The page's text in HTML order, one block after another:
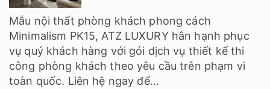
Mẫu nội thất phòng khách phong cách
Minimalism PK15, ATZ LUXURY hân hạnh phục
vụ quý khách hàng với gói dịch vụ thiết kế thi
công phòng khách theo yêu cầu trên phạm vi
toàn quốc. Liên hệ ngay để...